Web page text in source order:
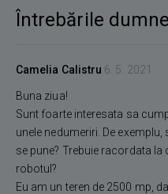
Întrebările
Camelia Calistru 6. 5. 2021
Buna ziua!
Sunt foarte interesata sa
unele nedumeriri. De
se pune? Trebuie racordata
robotul?
Eu am un teren de 2500 mp,